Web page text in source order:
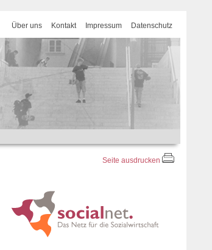
Über uns Kontakt Impressum Datenschutz
Seite ausdrucken